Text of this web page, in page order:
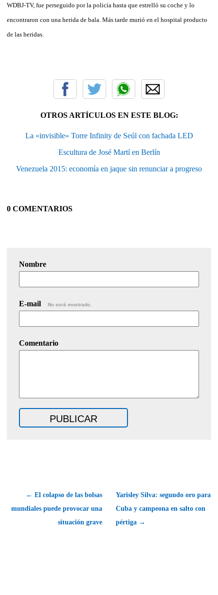
WDBJ-TV, fue perseguido por la policía hasta que estrelló su coche y lo
encontraron con una herida de bala. Más tarde murió en el hospital producto
de las heridas.
OTROS ARTÍCULOS EN ESTE BLOG:
La «invisible» Torre Infinity de Seúl con fachada LED
Escultura de José Martí en Berlín
Venezuela 2015: economía en jaque sin renunciar a progreso
0 COMENTARIOS
Nombre
E-mail No será mostrado.
Comentario
← El colapso de las bolsas
mundiales puede provocar una
situación grave
Yarisley Silva: segundo oro para
Cuba y campeona en salto con
pértiga →